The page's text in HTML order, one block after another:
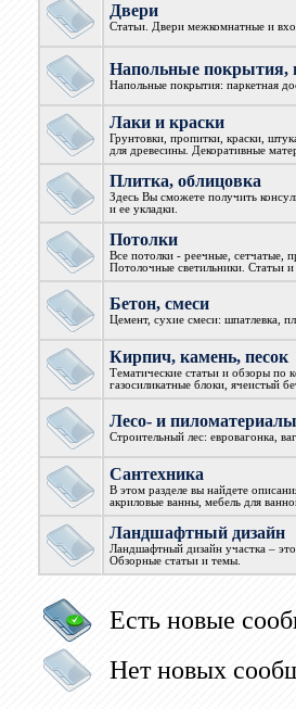
Двери
Статьи. Двери межкомнатные и
Напольные покрытия,
Напольные покрытия: паркетная
Лаки и краски
Грунтовки, пропитки, краски,
для древесины. Декоративные
Плитка, облицовка
Здесь Вы сможете получить
и ее укладки.
Потолки
Все потолки - реечные, сетчатые,
Потолочные светильники. Статьи и
Бетон, смеси
Цемент, сухие смеси: шпатлевка,
Кирпич, камень, песок
Тематические статьи и обзоры по
газосиликатные блоки, ячеистый
Лесо- и пиломатериалы
Строительный лес: евровагонка,
Сантехника
В этом разделе вы найдете
акриловые ванны, мебель для
Ландшафтный дизайн
Ландшафтный дизайн участка –
Обзорные статьи и темы.
Есть новые
Нет новых